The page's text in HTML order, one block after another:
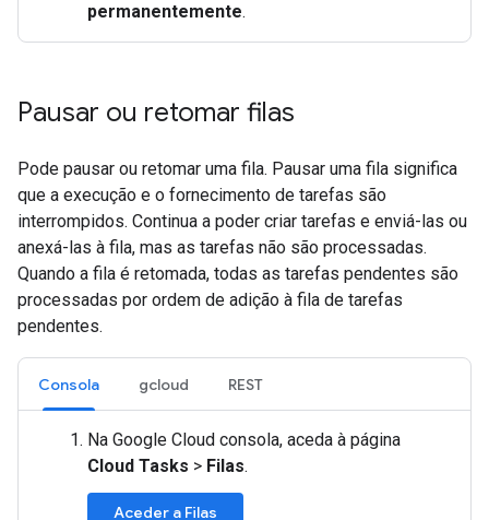
permanentemente.
Pausar ou retomar filas
Pode pausar ou retomar uma fila. Pausar uma fila significa
que a execução e o fornecimento de tarefas são
interrompidos. Continua a poder criar tarefas e enviá-las ou
anexá-las à fila, mas as tarefas não são processadas.
Quando a fila é retomada, todas as tarefas pendentes são
processadas por ordem de adição à fila de tarefas
pendentes.
Consola gcloud REST
Na Google Cloud consola, aceda à página
Cloud Tasks > Filas.
Aceder a Filas